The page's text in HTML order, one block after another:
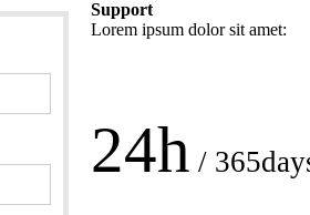
Support
Lorem ipsum dolor sit amet:
24h /